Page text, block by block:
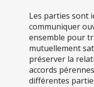
Les parties sont
communiquer
ensemble pour
mutuellement
préserver la
accords
différentes